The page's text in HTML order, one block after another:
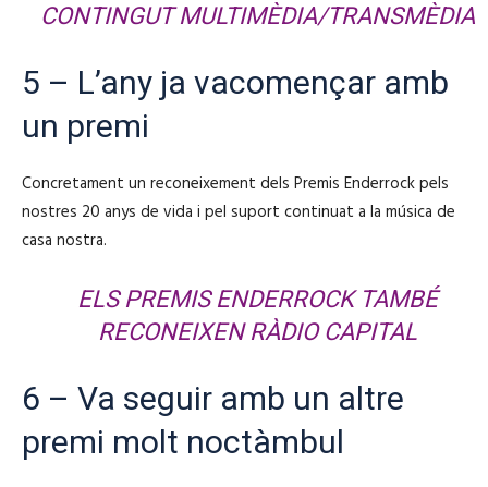
CONTINGUT MULTIMÈDIA/TRANSMÈDIA
5 – L’any ja vacomençar amb
un premi
Concretament un reconeixement dels Premis Enderrock pels
nostres 20 anys de vida i pel suport continuat a la música de
casa nostra.
ELS PREMIS ENDERROCK TAMBÉ
RECONEIXEN RÀDIO CAPITAL
6 – Va seguir amb un altre
premi molt noctàmbul